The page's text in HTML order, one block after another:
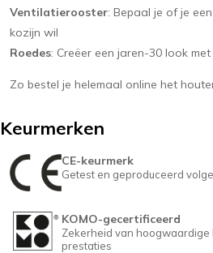
Ventilatierooster: Bepaal je of je
kozijn wil
Roedes: Creëer een jaren-30 look
Zo bestel je helemaal online het
Keurmerken
CE-keurmerk
Getest en geproduceerd
KOMO-gecertificeerd
Zekerheid van
prestaties